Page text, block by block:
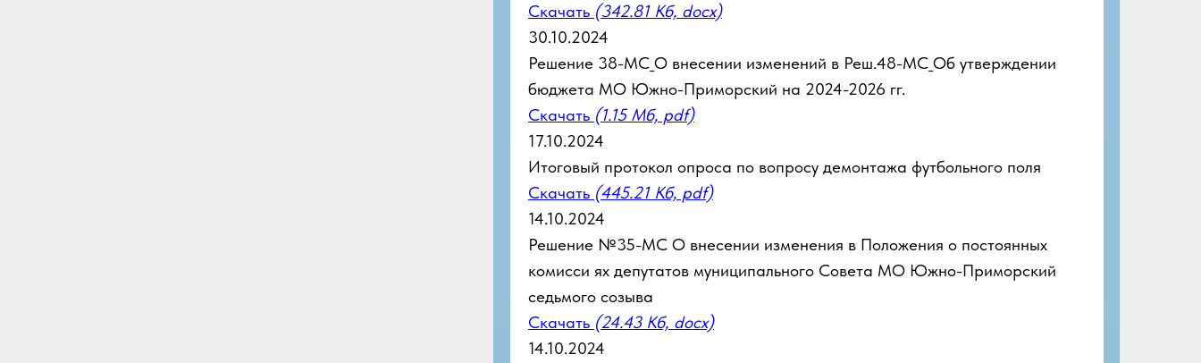
Скачать (342.81 Кб, docx)
30.10.2024
Решение 38-МС_О внесении изменений в Реш.48-МС_Об утверждении
бюджета МО Южно-Приморский на 2024-2026 гг.
Скачать (1.15 Мб, pdf)
17.10.2024
Итоговый протокол опроса по вопросу демонтажа футбольного поля
Скачать (445.21 Кб, pdf)
14.10.2024
Решение №35-МС О внесении изменения в Положения о постоянных
комисси ях депутатов муниципального Совета МО Южно-Приморский
седьмого созыва
Скачать (24.43 Кб, docx)
14.10.2024